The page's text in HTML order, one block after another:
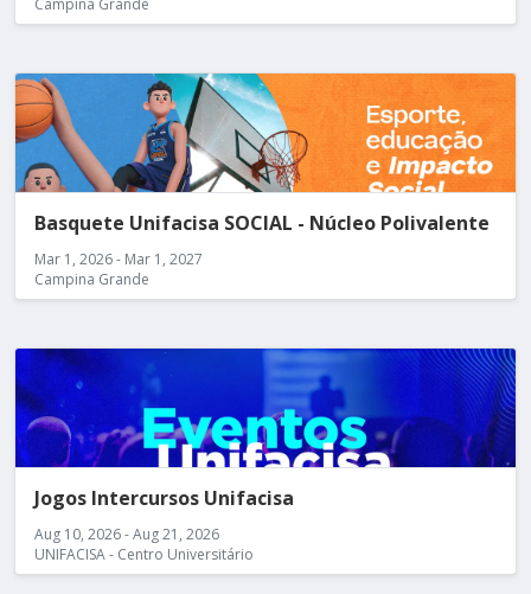
Campina Grande
Basquete Unifacisa SOCIAL - Núcleo Polivalente
Mar 1, 2026 - Mar 1, 2027
Campina Grande
Jogos Intercursos Unifacisa
Aug 10, 2026 - Aug 21, 2026
UNIFACISA - Centro Universitário